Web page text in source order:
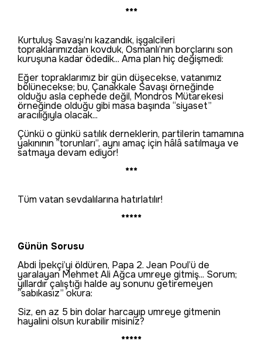
***
Kurtuluş Savaşı’nı kazandık, işgalcileri
topraklarımızdan kovduk, Osmanlı’nın borçlarını son
kuruşuna kadar ödedik... Ama plan hiç değişmedi:
Eğer topraklarımız bir gün düşecekse, vatanımız
bölünecekse; bu, Çanakkale Savaşı örneğinde
olduğu asla cephede değil, Mondros Mütarekesi
örneğinde olduğu gibi masa başında “siyaset”
aracılığıyla olacak...
Çünkü o günkü satılık derneklerin, partilerin tamamına
yakınının “torunları”, aynı amaç için hâlâ satılmaya ve
satmaya devam ediyor!
***
Tüm vatan sevdalılarına hatırlatılır!
*****
Günün Sorusu
Abdi İpekçi’yi öldüren, Papa 2. Jean Poul’ü de
yaralayan Mehmet Ali Ağca umreye gitmiş... Sorum;
yıllardır çalıştığı halde ay sonunu getiremeyen
“sabıkasız” okura:
Siz, en az 5 bin dolar harcayıp umreye gitmenin
hayalini olsun kurabilir misiniz?
*****